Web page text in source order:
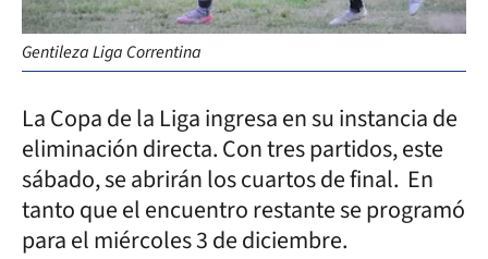
Gentileza Liga Correntina
La Copa de la Liga ingresa en su instancia de
eliminación directa. Con tres partidos, este
sábado, se abrirán los cuartos de final. En
tanto que el encuentro restante se programó
para el miércoles 3 de diciembre.